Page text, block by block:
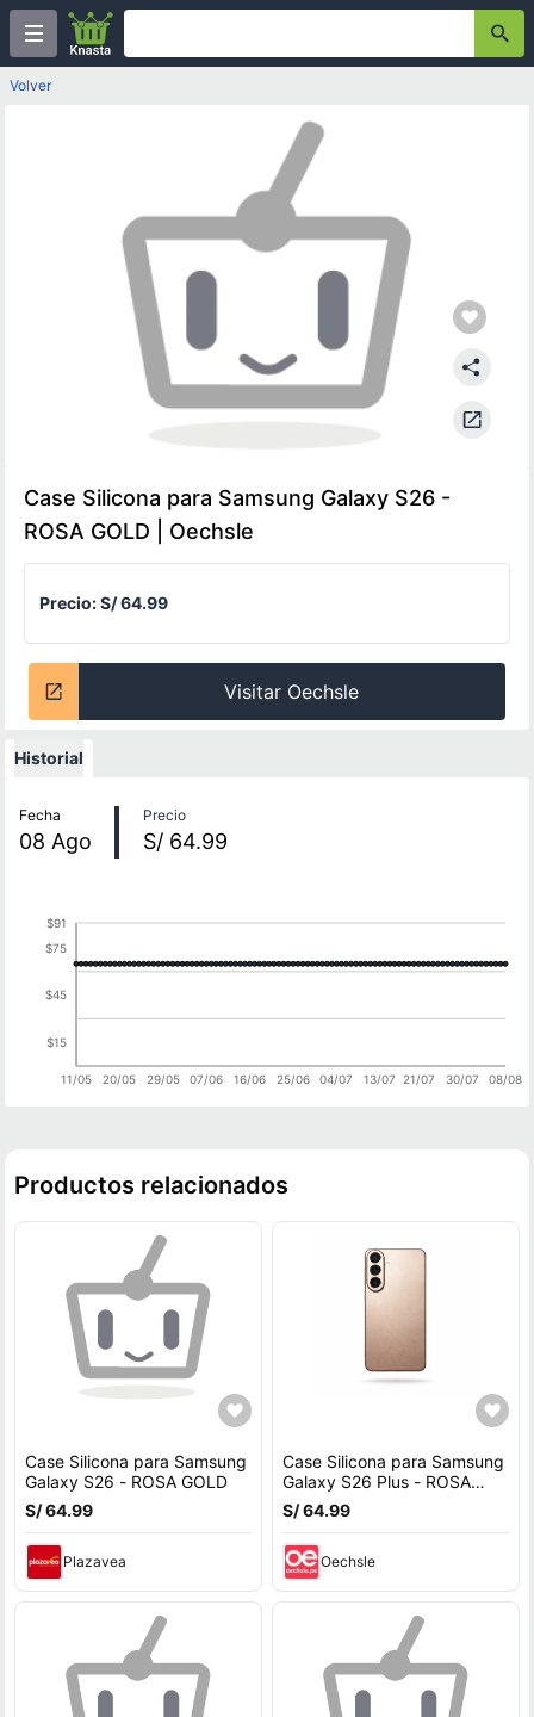
Volver
Case Silicona para Samsung Galaxy S26 -
ROSA GOLD | Oechsle
Precio:S/ 64.99
Visitar Oechsle
Historial
Fecha
08 Ago
Precio
S/ 64.99
11/05 20/05 29/05 07/06 16/06 25/06 04/07 13/07 21/07 30/07 08/08
$15
$45
$75
$91
Productos relacionados
Case Silicona para Samsung
Galaxy S26 - ROSA GOLD
S/ 64.99
Plazavea
Case Silicona para Samsung
Galaxy S26 Plus - ROSA
GOLD
S/ 64.99
Oechsle